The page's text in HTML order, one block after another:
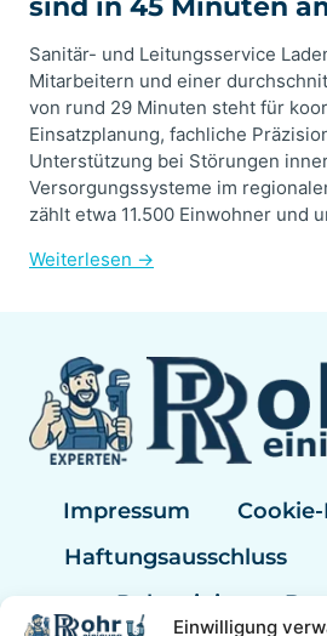
Einwilligung
Sanitär- und Leitungsservice
Mitarbeitern und einer
von rund 29 Minuten steht für
Einsatzplanung, fachliche
Unterstützung bei Störungen
Versorgungssysteme im
zählt etwa 11.500 Einwohner und
Weiterlesen →
Impressum
Haftungsausschluss
Rohrreinigung